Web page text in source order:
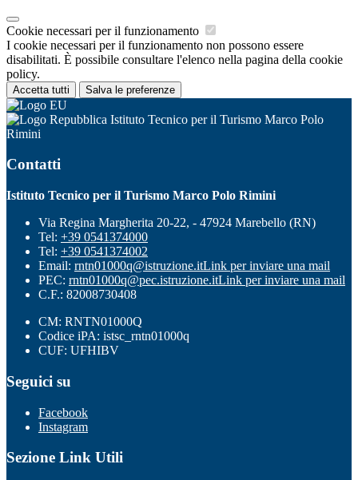
Cookie necessari per il funzionamento
I cookie necessari per il funzionamento non possono essere
disabilitati. È possibile consultare l'elenco nella pagina della cookie
policy.
Accetta tutti Salva le preferenze
Istituto Tecnico per il Turismo Marco Polo
Rimini
Contatti
Istituto Tecnico per il Turismo Marco Polo Rimini
Via Regina Margherita 20-22, - 47924 Marebello (RN)
Tel: +39 0541374000
Tel: +39 0541374002
Email: rntn01000q@istruzione.itLink per inviare una mail
PEC: rntn01000q@pec.istruzione.itLink per inviare una mail
C.F.: 82008730408
CM: RNTN01000Q
Codice iPA: istsc_rntn01000q
CUF: UFHIBV
Seguici su
Facebook
Instagram
Sezione Link Utili